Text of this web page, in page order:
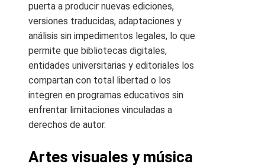
puerta a producir nuevas ediciones,
versiones traducidas, adaptaciones y
análisis sin impedimentos legales, lo que
permite que bibliotecas digitales,
entidades universitarias y editoriales los
compartan con total libertad o los
integren en programas educativos sin
enfrentar limitaciones vinculadas a
derechos de autor.
Artes visuales y música